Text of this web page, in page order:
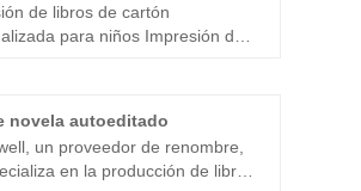
de libros de cartón
para niños Impresión de
para todas
Encuadernación:
plana, encuadernación
novela autoeditado
un proveedor de renombre,
en la producción de libros